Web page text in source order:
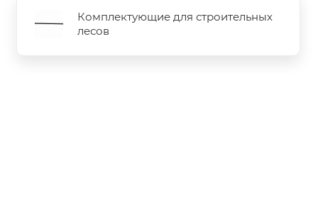
Комплектующие для строительных
лесов